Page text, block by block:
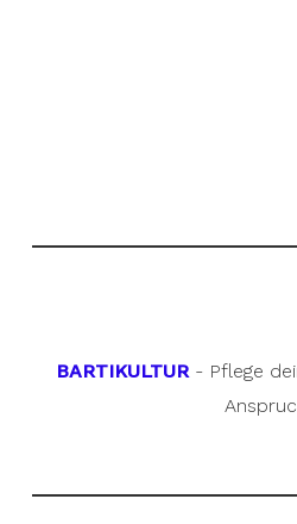
BARTIKULTUR- Pflege